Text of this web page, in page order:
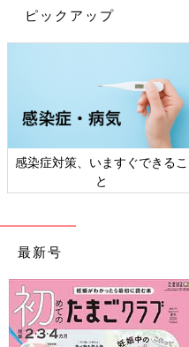
ピックアップ
感染症対策、いますぐできるこ
と
最新号